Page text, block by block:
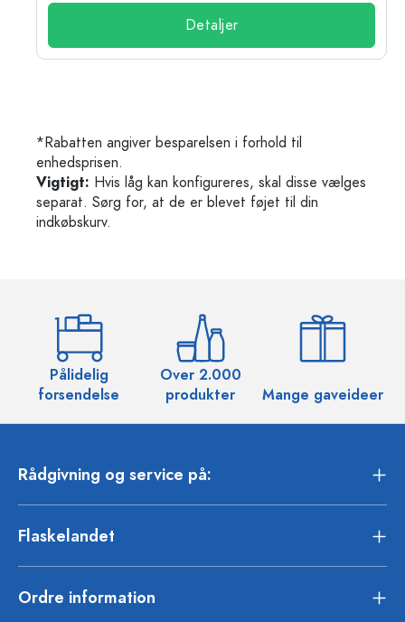
Detaljer
*Rabatten angiver besparelsen i forhold til
enhedsprisen.
Vigtigt: Hvis låg kan konfigureres, skal disse vælges
separat. Sørg for, at de er blevet føjet til din
indkøbskurv.
Pålidelig
forsendelse
Over 2.000
produkter
Mange gaveideer
Rådgivning og service på:
Flaskelandet
Ordre information